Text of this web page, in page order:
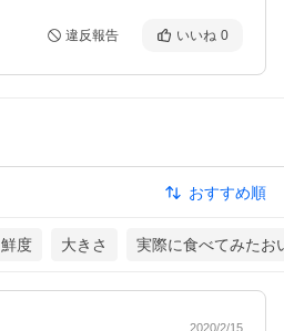
違反報告 いいね 0
おすすめ順
鮮度 大きさ 実際に食べてみたお
2020/2/15